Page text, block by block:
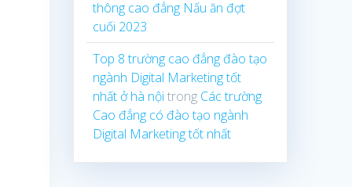
thông cao đẳng Nấu ăn đợt
cuối 2023
Top 8 trường cao đẳng đào tạo
ngành Digital Marketing tốt
nhất ở hà nộitrong Các trường
Cao đẳng có đào tạo ngành
Digital Marketing tốt nhất